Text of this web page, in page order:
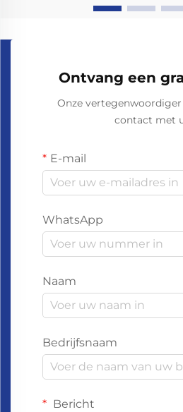
Ontvang een
Onze
contact met
E-mail
WhatsApp
Naam
Bedrijfsnaam
Bericht